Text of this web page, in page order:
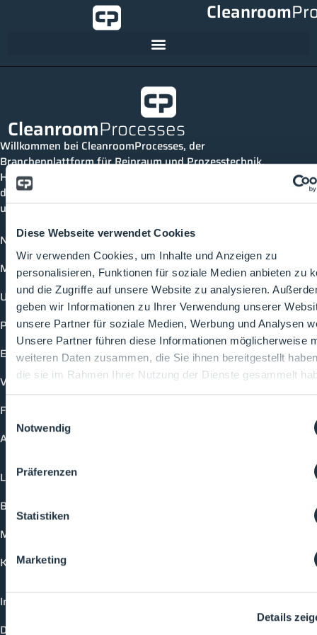
Diese Webseite verwendet Cookies
Wir verwenden Cookies, um Inhalte und Anzeigen zu
personalisieren, Funktionen für soziale Medien anbieten zu
und die Zugriffe auf unsere Website zu analysieren.
geben wir Informationen zu Ihrer Verwendung unserer
unsere Partner für soziale Medien, Werbung und Analysen
Unsere Partner führen diese Informationen möglicherweise
weiteren Daten zusammen, die Sie ihnen bereitgestellt
die sie im Rahmen Ihrer Nutzung der Dienste gesammelt
Einwilligungsauswahl
Notwendig
Präferenzen
Statistiken
Marketing
Details
Cleanroom
CleanroomProcesses
Willkommen bei CleanroomProcesses, der
Branchenplattform für Reinraum und Prozesstechnik.
Hier bleibst du immer auf dem neuesten Stand, kannst
dich mit anderen verknüpfen und alle relevanten Themen
und Events der Branche entdecken.
News
Mediathek
Unternehmen
Produkte
Events
Vorträge
Future-Faces
Academy
Login
Buchungsmöglichkeiten
Medienformate
Kontakt
Impressum
Datenschutzerklärung